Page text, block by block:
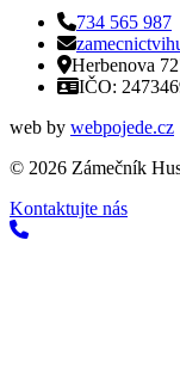
734 565 987
Herbenova
IČO:
web by webpojede.cz
© 2026 Zámečník
Kontaktujte nás